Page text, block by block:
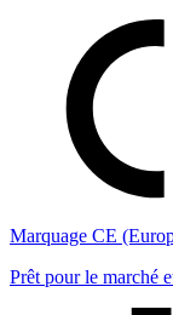
Marquage CE
Prêt pour le marché